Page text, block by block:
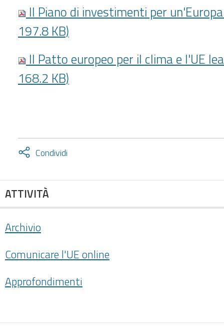
Il Piano di investimenti per
197.8 KB)
Il Patto europeo per il clima e l'UE
168.2 KB)
Condividi
Attiva
ATTIVITÀ
Archivio
Comunicare l'UE online
Approfondimenti